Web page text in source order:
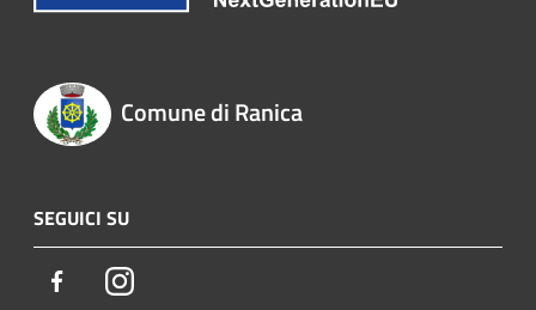
Comune di Ranica
SEGUICI SU
FacebookInstagram